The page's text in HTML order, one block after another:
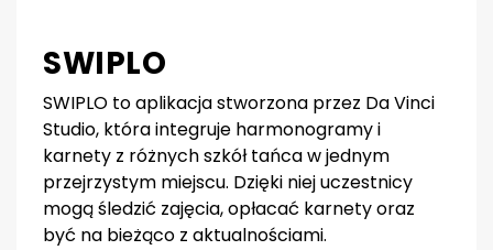
SWIPLO
SWIPLO to aplikacja stworzona przez Da Vinci
Studio, która integruje harmonogramy i
karnety z różnych szkół tańca w jednym
przejrzystym miejscu. Dzięki niej uczestnicy
mogą śledzić zajęcia, opłacać karnety oraz
być na bieżąco z aktualnościami.